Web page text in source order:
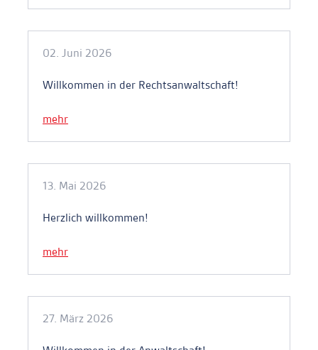
02. Juni 2026
Willkommen in der Rechtsanwaltschaft!
mehr
13. Mai 2026
Herzlich willkommen!
mehr
27. März 2026